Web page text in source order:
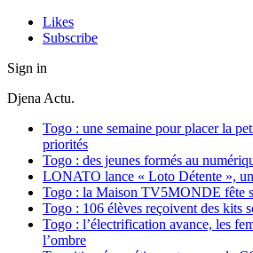
Likes
Subscribe
Sign in
Djena Actu.
Togo : une semaine pour placer la
priorités
Togo : des jeunes formés au
LONATO lance « Loto Détente »,
Togo : la Maison TV5MONDE fête
Togo : 106 élèves reçoivent des kits
Togo : l’électrification avance, les
l’ombre